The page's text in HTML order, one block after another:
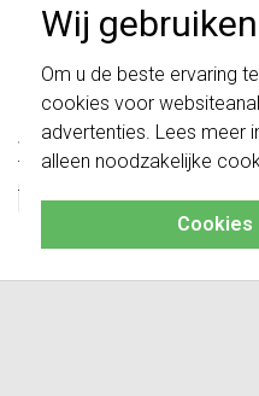
Wij
Om u de beste ervaring
cookies voor
advertenties. Lees meer
alleen noodzakelijke
Cookies
dubbele wandcontactdoos
Technische
Specificatie
Type toebehoren/
Toebehoren
schakelwippen zijn
niette combineren met
van vóór augustus 2024.
Klik hiervoor meer